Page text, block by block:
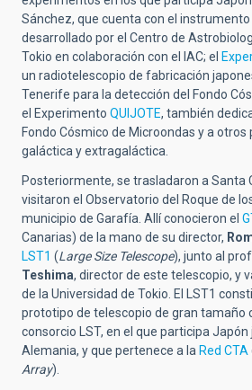
Sánchez, que cuenta con el instrumento
desarrollado por el Centro de
Tokio en colaboración con el IAC; el
un radiotelescopio de fabricación
Tenerife para la detección del Fondo
el Experimento QUIJOTE, también
Fondo Cósmico de Microondas y a otros
galáctica y extragaláctica.
Posteriormente, se trasladaron a Santa
visitaron el Observatorio del Roque de
municipio de Garafía. Allí conocieron el
Canarias) de la mano de su director,
LST1 (Large Size Telescope), junto al
Teshima, director de este telescopio, y
de la Universidad de Tokio. El LST1
prototipo de telescopio de gran tamaño
consorcio LST, en el que participa Japón
Alemania, y que pertenece a la Red CTA
Array).